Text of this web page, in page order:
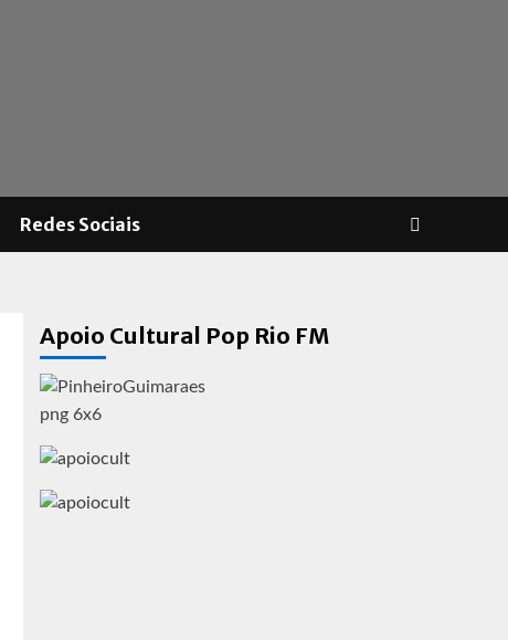
Redes Sociais
Apoio Cultural Pop Rio FM